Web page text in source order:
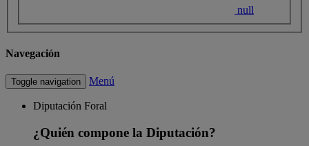
null
Navegación
Toggle navigation Menú
Diputación Foral
¿Quién compone la Diputación?